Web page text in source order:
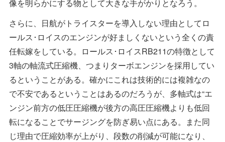
像を明らかにする物として大きな手がかりとなろう。
さらに、日航がトライスターを導入しない理由としてロ
ールス･ロイスのエンジンが好ましくないという全くの責
任転嫁をしている。ロールス･ロイスRB211の特徴として
3軸の軸流式圧縮機、つまりターボエンジンを採用してい
るということがある。確かにこれは技術的には複雑なの
で不安であるということはあるのだろうが、多軸式は“エ
ンジン前方の低圧圧縮機が後方の高圧圧縮機よりも低回
転になることでサージングを防ぎ易い点にある。また同
じ理由で圧縮効率が上がり、段数の削減が可能になり、